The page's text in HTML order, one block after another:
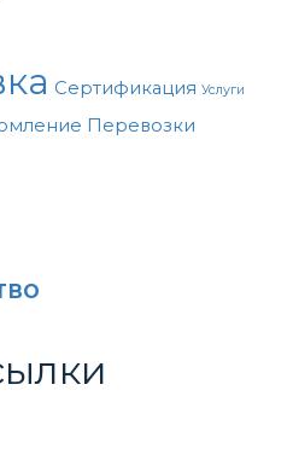
Сертификация Услуги
Перевозки